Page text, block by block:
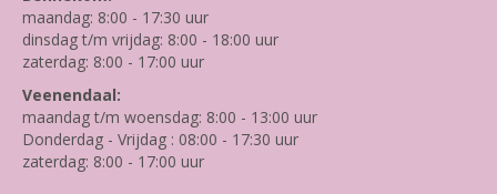
maandag: 8:00 - 17:30 uur
dinsdag t/m vrijdag: 8:00 - 18:00 uur
zaterdag: 8:00 - 17:00 uur
Veenendaal:
maandag t/m woensdag: 8:00 - 13:00 uur
Donderdag - Vrijdag : 08:00 - 17:30 uur
zaterdag: 8:00 - 17:00 uur